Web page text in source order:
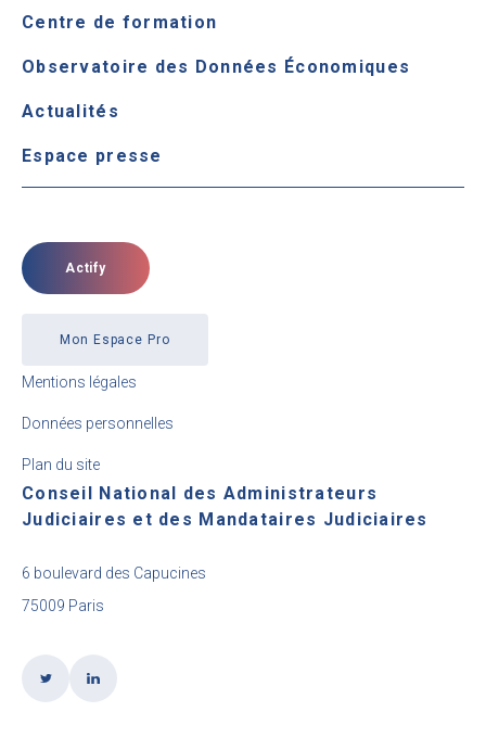
Centre de formation
Observatoire des Données Économiques
Actualités
Espace presse
Actify
Mon Espace Pro
Mentions légales
Données personnelles
Plan du site
Conseil National des Administrateurs
Judiciaires et des Mandataires Judiciaires
6 boulevard des Capucines
75009 Paris